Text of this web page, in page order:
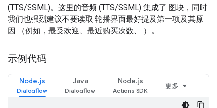
(TTS/SSML)。这里的音频 (TTS/SSML) 集成了 图块，同时
我们也强烈建议不要读取 轮播界面最好提及第一项及其原
因 （例如，最受欢迎、最近购买次数、 ）。
示例代码
Node.js Java Node.js
更多